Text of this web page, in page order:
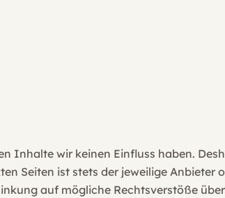
Inhalte wir keinen Einfluss haben.
Seiten ist stets der jeweilige Anbieter
auf mögliche Rechtsverstöße